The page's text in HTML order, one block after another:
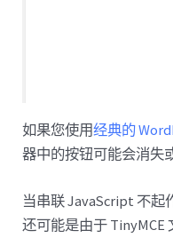
如果您使用经典的
器中的按钮可能会消失
当串联 JavaScript 不
还可能是由于